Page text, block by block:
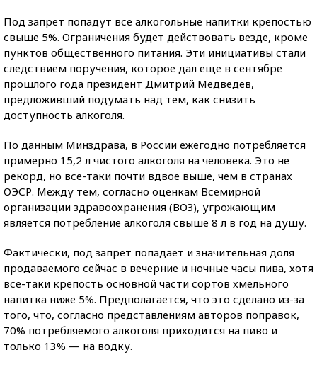
Под запрет попадут все алкогольные напитки крепостью
свыше 5%. Ограничения будет действовать везде, кроме
пунктов общественного питания. Эти инициативы стали
следствием поручения, которое дал еще в сентябре
прошлого года президент Дмитрий Медведев,
предложивший подумать над тем, как снизить
доступность алкоголя.
По данным Минздрава, в России ежегодно потребляется
примерно 15,2 л чистого алкоголя на человека. Это не
рекорд, но все-таки почти вдвое выше, чем в странах
ОЭСР. Между тем, согласно оценкам Всемирной
организации здравоохранения (ВОЗ), угрожающим
является потребление алкоголя свыше 8 л в год на душу.
Фактически, под запрет попадает и значительная доля
продаваемого сейчас в вечерние и ночные часы пива, хотя
все-таки крепость основной части сортов хмельного
напитка ниже 5%. Предполагается, что это сделано из-за
того, что, согласно представлениям авторов поправок,
70% потребляемого алкоголя приходится на пиво и
только 13% — на водку.